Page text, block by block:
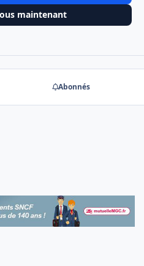
maintenant
Abonnés